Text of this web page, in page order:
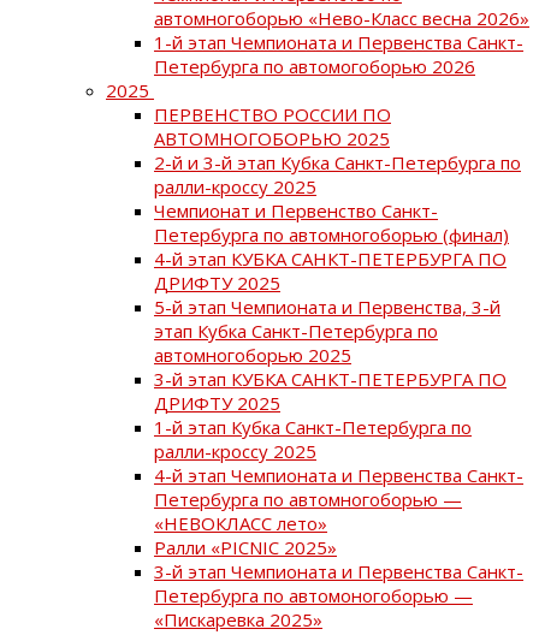
автомногоборью «Нево-Класс весна 2026»
1-й этап Чемпионата и Первенства Санкт-
Петербурга по автомогоборью 2026
2025
ПЕРВЕНСТВО РОССИИ ПО
АВТОМНОГОБОРЬЮ 2025
2-й и 3-й этап Кубка Санкт-Петербурга по
ралли-кроссу 2025
Чемпионат и Первенство Санкт-
Петербурга по автомногоборью (финал)
4-й этап КУБКА САНКТ-ПЕТЕРБУРГА ПО
ДРИФТУ 2025
5-й этап Чемпионата и Первенства, 3-й
этап Кубка Санкт-Петербурга по
автомногоборью 2025
3-й этап КУБКА САНКТ-ПЕТЕРБУРГА ПО
ДРИФТУ 2025
1-й этап Кубка Санкт-Петербурга по
ралли-кроссу 2025
4-й этап Чемпионата и Первенства Санкт-
Петербурга по автомногоборью —
«НЕВОКЛАСС лето»
Ралли «PICNIC 2025»
3-й этап Чемпионата и Первенства Санкт-
Петербурга по автомоногоборью —
«Пискаревка 2025»